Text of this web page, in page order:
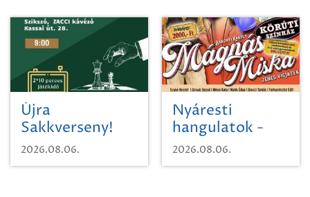
Újra
Sakkverseny!
2026.08.06.
Nyáresti
hangulatok -
Mágnás Miska
2026.08.06.